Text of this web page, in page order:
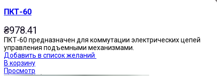
ПКТ-60
₴978.41
ПКТ-60 предназначен для коммутации электрических цепей
управления подъемными механизмами.
Добавить в список желаний
В корзину
Просмотр